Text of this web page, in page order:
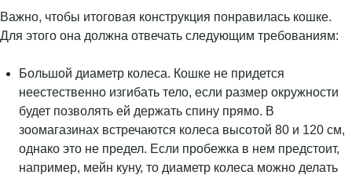
Важно, чтобы итоговая конструкция понравилась кошке.
Для этого она должна отвечать следующим требованиям:
Большой диаметр колеса. Кошке не придется
неестественно изгибать тело, если размер окружности
будет позволять ей держать спину прямо. В
зоомагазинах встречаются колеса высотой 80 и 120 см,
однако это не предел. Если пробежка в нем предстоит,
например, мейн куну, то диаметр колеса можно делать